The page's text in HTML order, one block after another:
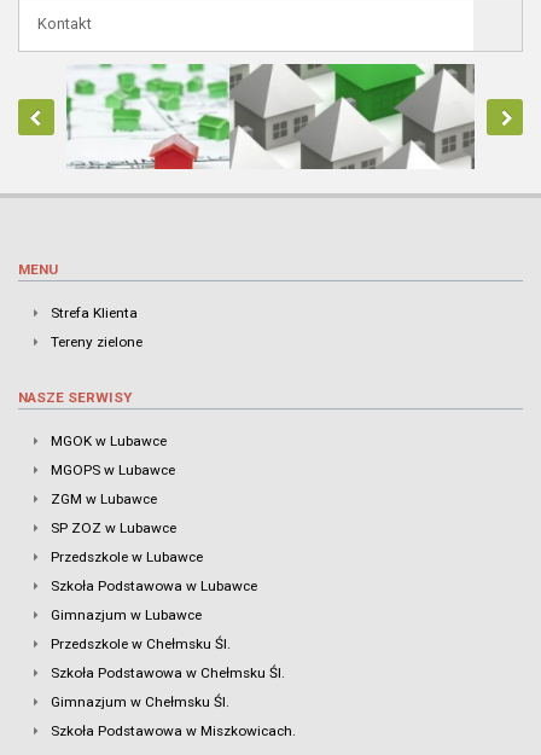
Kontakt
MENU
Strefa Klienta
Tereny zielone
NASZE SERWISY
MGOK w Lubawce
MGOPS w Lubawce
ZGM w Lubawce
SP ZOZ w Lubawce
Przedszkole w Lubawce
Szkoła Podstawowa w Lubawce
Gimnazjum w Lubawce
Przedszkole w Chełmsku Śl.
Szkoła Podstawowa w Chełmsku Śl.
Gimnazjum w Chełmsku Śl.
Szkoła Podstawowa w Miszkowicach.